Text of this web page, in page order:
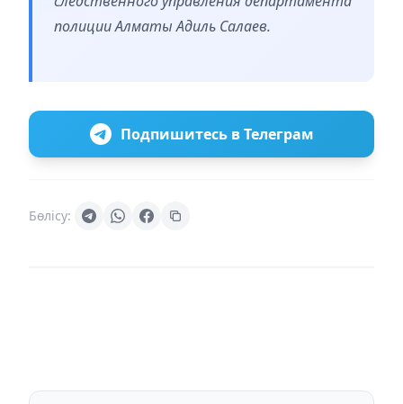
полиции Алматы Адиль Салаев.
Подпишитесь в Телеграм
Бөлісу: